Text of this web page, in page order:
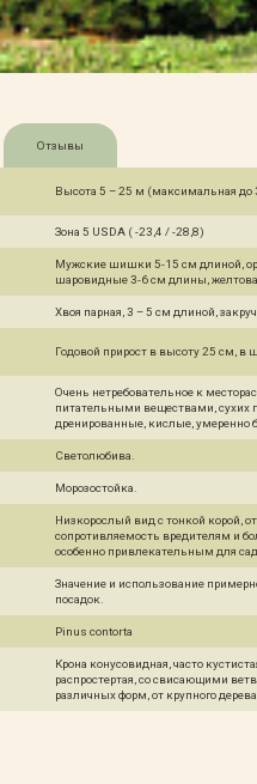
Отзывы
Высота 5 – 25 м (максимальная
Зона 5 USDA ( -23,4 / -28,8)
Мужские шишки 5-15 см длиной,
шаровидные 3-6 см длины,
Хвоя парная, 3 – 5 см длиной,
Годовой прирост в высоту 25 см,
Очень нетребовательное к
питательными веществами, сухих
дренированные, кислые, умеренно
Светолюбива.
Морозостойка.
Низкорослый вид с тонкой корой,
сопротивляемость вредителям и
особенно привлекательным для
Значение и использование
посадок.
Pinus contorta
Крона конусовидная, часто
распростертая, со свисающими
различных форм, от крупного